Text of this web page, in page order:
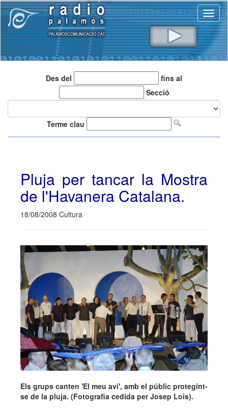
Des del
fins al
Secció
Terme clau
Pluja per tancar la Mostra
de l'Havanera Catalana.
18/08/2008 Cultura
Els grups canten 'El meu avi', amb el públic protegint-
se de la pluja. (Fotografia cedida per Josep Lois).